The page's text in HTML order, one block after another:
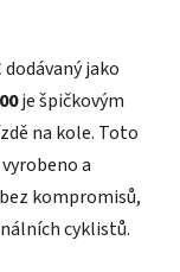
dodávaný jako
je špičkovým
na kole. Toto
a
kompromisů,
cyklistů.